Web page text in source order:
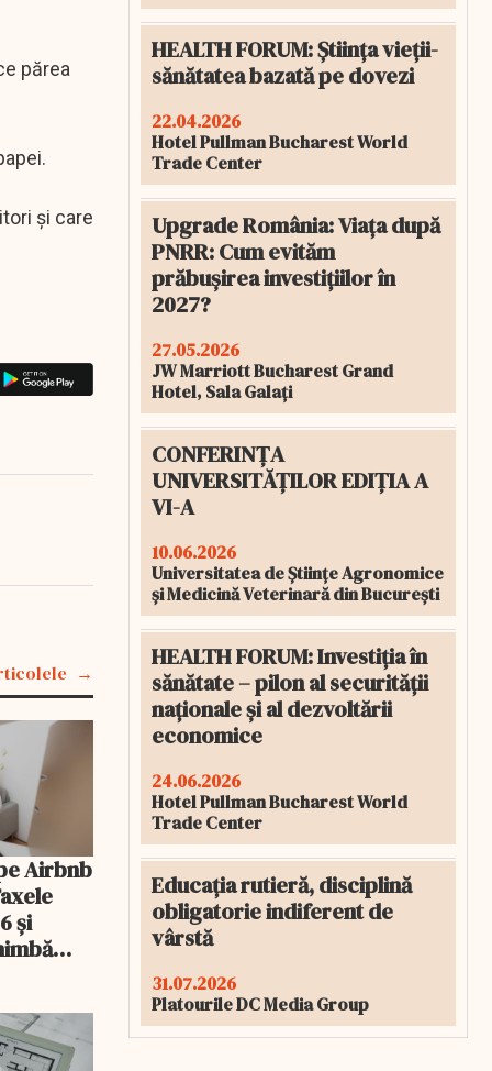
părea
şi care
Airbnb
și
HEALTH FORUM: Știința vieții-
sănătatea bazată pe dovezi
22.04.2026
Hotel Pullman Bucharest World
Trade Center
Upgrade România: Viața după
PNRR: Cum evităm
prăbușirea investițiilor în
2027?
27.05.2026
JW Marriott Bucharest Grand
Hotel, Sala Galați
CONFERINȚA
UNIVERSITĂȚILOR EDIȚIA A
VI-A
10.06.2026
Universitatea de Științe Agronomice
și Medicină Veterinară din București
HEALTH FORUM: Investiția în
sănătate – pilon al securității
naționale și al dezvoltării
economice
24.06.2026
Hotel Pullman Bucharest World
Trade Center
Educația rutieră, disciplină
obligatorie indiferent de
vârstă
31.07.2026
Platourile DC Media Group